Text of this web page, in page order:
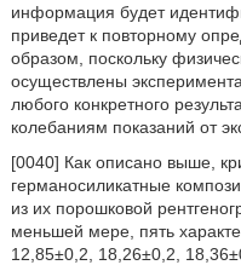
информация будет
приведет к повторному
образом, поскольку
осуществлены
любого конкретного
колебаниям показаний от
[0040] Как описано выше,
германосиликатные
из их порошковой
меньшей мере, пять
12,85±0,2, 18,26±0,2,